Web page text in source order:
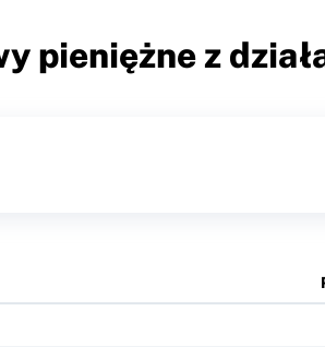
pieniężne z